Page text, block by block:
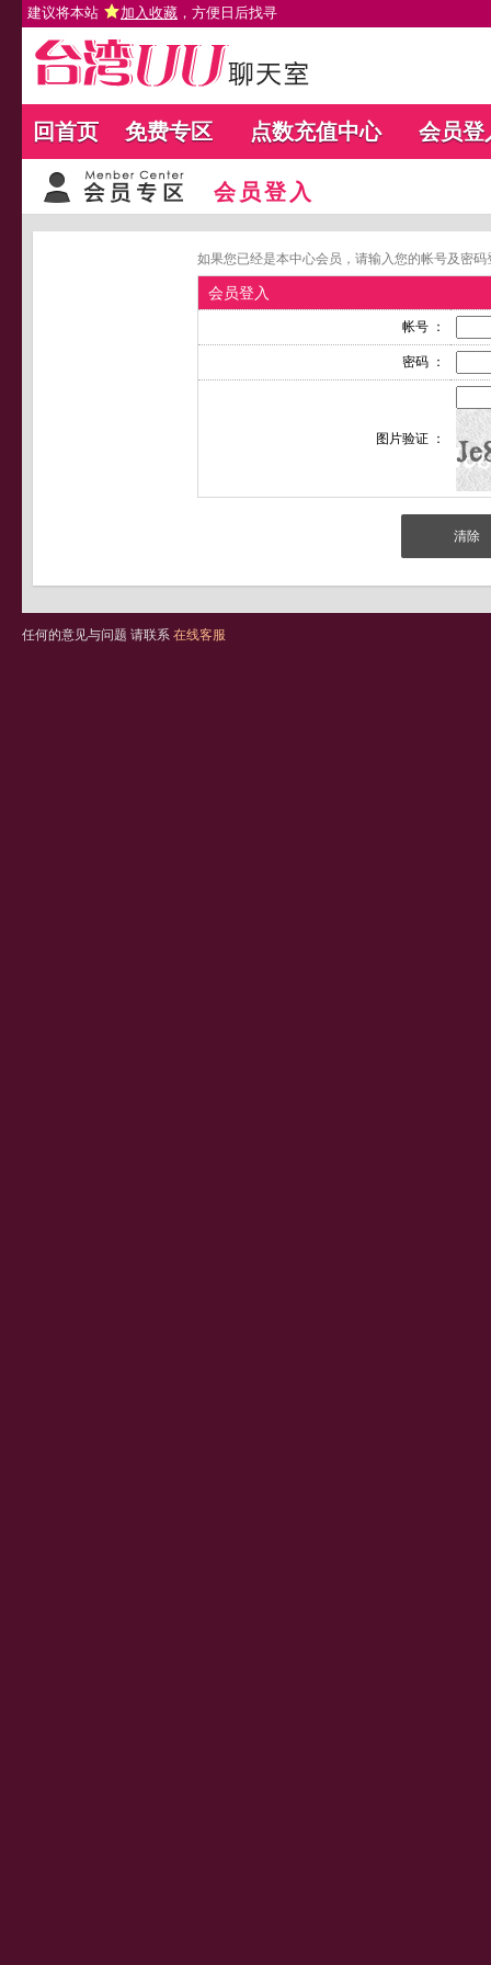
建议将本站 加入收藏 ，方便日后找寻
回首页 免费专区 点数充值中心 会员登
会员登入
如果您已经是本中心会员，请输入您的帐号及密
会员登入
帐号 ：
密码 ：
图片验证 ：
任何的意见与问题 请联系 在线客服